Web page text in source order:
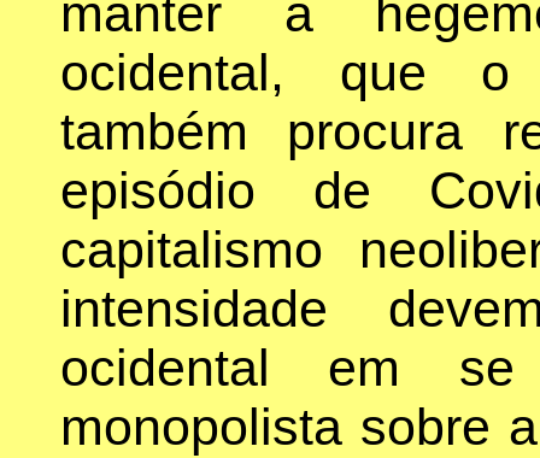
manter a
ocidental, que o
também procura
episódio de
capitalismo
intensidade
ocidental em
monopolista sobre